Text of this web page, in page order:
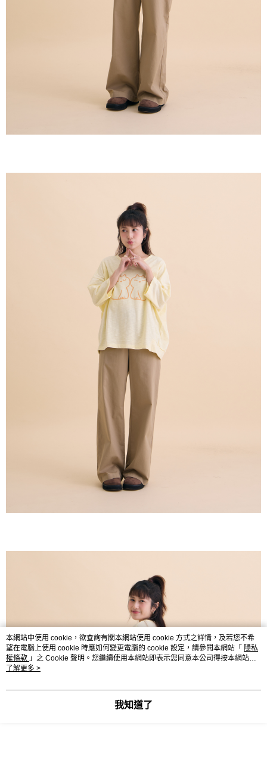
本網站中使用 cookie，欲查詢有關本網站使用 cookie 方式之詳情，及若您不希
望在電腦上使用 cookie 時應如何變更電腦的 cookie 設定，請參閱本網站「 隱私
權條款 」之 Cookie 聲明。您繼續使用本網站即表示您同意本公司得按本網站使
用條款之 Cookie 聲明使用 cookie。
了解更多 >
我知道了